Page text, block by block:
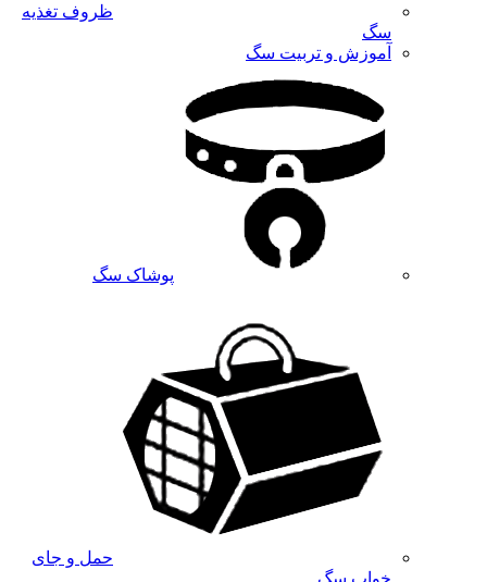
ظروف تغذیه
سگ
آموزش و تربیت سگ
پوشاک سگ
حمل و جای
خواب سگ